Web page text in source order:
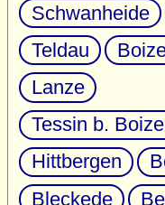
Schwanheide
Teldau
Lanze
Tessin b.
Hittbergen
Bleckede